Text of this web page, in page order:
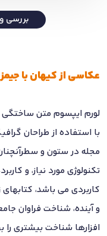
بررسی
عکاسی از کیهان با
لورم ایپسوم متن ساختگی
با استفاده از طراحان
مجله در ستون و
تکنولوژی مورد نیاز، و
کاربردی می باشد،
و آینده، شناخت فراوان
افزارها شناخت بیشتری را